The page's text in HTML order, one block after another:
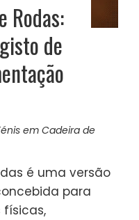
Rodas:
de
em Cadeira de
é uma versão
para